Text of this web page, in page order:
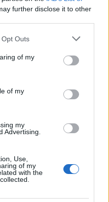
further disclose it to other
Outs
of my
of my
my
Advertising.
Use,
of my
with the
fase di
globale
della
staff azzurro
di
chiaramente la
percorrere:
la competitività
tecnico di